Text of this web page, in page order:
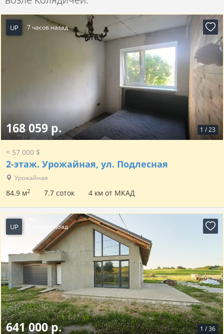
UP 7 часов назад
1 /23
168 059 р.
≈ 57 000 $
2-этаж. Урожайная, ул. Подлесная
Урожайная
84.9 м2 7.7 соток 4 км от МКАД
UP 7 часов назад
1 /36
641 000 р.